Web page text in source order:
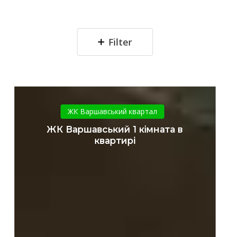
Filter
Варшавський
1
кімната
в
ЖК Варшавський квартал
ЖК Варшавський 1 кімната в
квартирі